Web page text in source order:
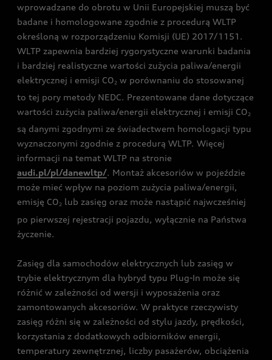
wprowadzane do obrotu w Unii Europejskiej muszą być
badane i homologowane zgodnie z procedurą WLTP
określoną w rozporządzeniu Komisji (UE) 2017/1151.
WLTP zapewnia bardziej rygorystyczne warunki badania
i bardziej realistyczne wartości zużycia paliwa/energii
elektrycznej i emisji CO2 w porównaniu do stosowanej
to tej pory metody NEDC. Prezentowane dane dotyczące
wartości zużycia paliwa/energii elektrycznej i emisji CO2
są danymi zgodnymi ze świadectwem homologacji typu
wyznaczonymi zgodnie z procedurą WLTP. Więcej
informacji na temat WLTP na stronie
audi.pl/pl/danewltp/. Montaż akcesoriów w pojeździe
może mieć wpływ na poziom zużycia paliwa/energii,
emisję CO2 lub zasięg oraz może nastąpić najwcześniej
po pierwszej rejestracji pojazdu, wyłącznie na Państwa
życzenie.
Zasięg dla samochodów elektrycznych lub zasięg w
trybie elektrycznym dla hybryd typu Plug-In może się
różnić w zależności od wersji i wyposażenia oraz
zamontowanych akcesoriów. W praktyce rzeczywisty
zasięg różni się w zależności od stylu jazdy, prędkości,
korzystania z dodatkowych odbiorników energii,
temperatury zewnętrznej, liczby pasażerów, obciążenia